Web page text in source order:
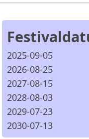
2025-09-05
2026-08-25
2027-08-15
2028-08-03
2029-07-23
2030-07-13